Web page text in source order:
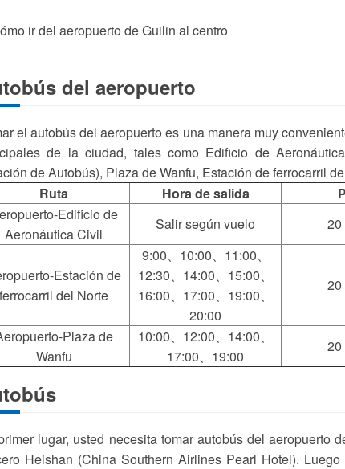
del aeropuerto
el autobús del aeropuerto es una manera muy
de la ciudad, tales como Edificio de
de Autobús), Plaza de Wanfu, Estación de ferrocarril
Ruta
Hora de salida
Edificio de
Aeronáutica Civil
Salir según vuelo 20
Estación de
ferrocarril del Norte
9:00、10:00、11:00、
12:30、14:00、15:00、
16:00、17:00、19:00、
20:00
20
Plaza de
Wanfu
10:00、12:00、14:00、
17:00、19:00
20
lugar, usted necesita tomar autobús del aeropuerto
Heishan (China Southern Airlines Pearl Hotel).